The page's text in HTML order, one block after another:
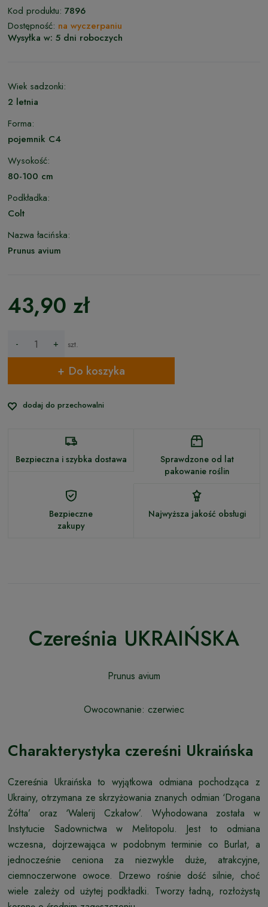
Kod produktu: 7896
Dostępność: na wyczerpaniu
Wysyłka w: 5 dni roboczych
Wiek sadzonki:
2 letnia
Forma:
pojemnik C4
Wysokość:
80-100 cm
Podkładka:
Colt
Nazwa łacińska:
Prunus avium
43,90 zł
- + szt.
Do koszyka
dodaj do przechowalni
Bezpieczna i szybka dostawa
Sprawdzone od lat
pakowanie roślin
Bezpieczne
zakupy
Najwyższa jakość obsługi
Czereśnia UKRAIŃSKA
Prunus avium
Owocownanie: czerwiec
Charakterystyka czereśni Ukraińska
Czereśnia Ukraińska to wyjątkowa odmiana pochodząca z
Ukrainy, otrzymana ze skrzyżowania znanych odmian ‘Drogana
Żółta’ oraz ‘Walerij Czkałow’. Wyhodowana została w
Instytucie Sadownictwa w Melitopolu. Jest to odmiana
wczesna, dojrzewająca w podobnym terminie co Burlat, a
jednocześnie ceniona za niezwykle duże, atrakcyjne,
ciemnoczerwone owoce. Drzewo rośnie dość silnie, choć
wiele zależy od użytej podkładki. Tworzy ładną, rozłożystą